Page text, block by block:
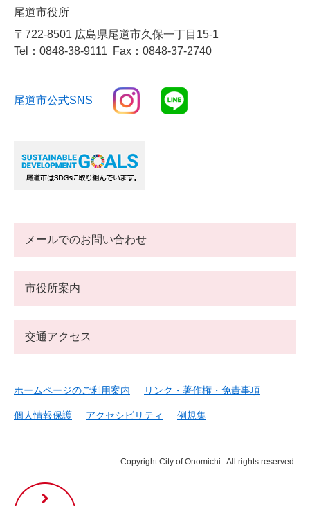
尾
尾道市役所
〒722-8501 広島県尾道市久保一丁目15-1
Tel：0848-38-9111
Fax：0848-37-2740
尾道市公式SNS
メールでのお問い合わせ
市役所案内
交通アクセス
ホームページのご利用案内 リンク・著作権・免責事項
個人情報保護 アクセシビリティ 例規集
Copyright City of Onomichi . All rights reserved.